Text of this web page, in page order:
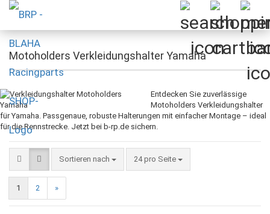
Motoholders Verkleidungshalter Yamaha
Entdecken Sie zuverlässige
Motoholders Verkleidungshalter
für Yamaha. Passgenaue, robuste Halterungen mit einfacher Montage – ideal
für die Rennstrecke. Jetzt bei b-rp.de sichern.
Sortieren nach
Sortieren nach 24 pro Seite
pro Seite
1 2 »